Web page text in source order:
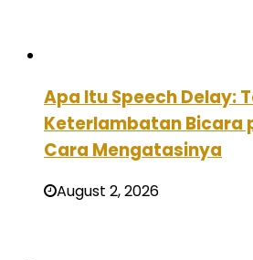
Apa Itu Speech Delay:
Keterlambatan Bicara
Cara Mengatasinya
August 2, 2026